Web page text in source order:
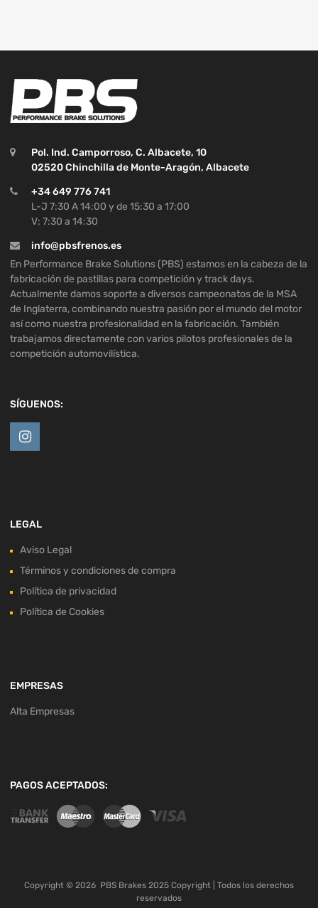
Pol. Ind. Camporroso, C. Albacete, 10
02520 Chinchilla de Monte-Aragón, Albacete
+34 649 776 741
L-J 7:30 A 14:00 y de 15:30 a 17:00
V: 7:30 a 14:30
info@pbsfrenos.es
En Performance Brake Solutions (PBS) estamos en la cabeza de la
fabricación de pastillas para competición y track days.
Actualmente damos soporte a diversos campeonatos de la MSA
de Inglaterra, combinando nuestra pasión por el mundo del motor
así como nuestra profesionalidad en la fabricación. También
trabajamos directamente con varios pilotos profesionales de la
competición automovilística.
SÍGUENOS:
LEGAL
Aviso Legal
Términos y condiciones de compra
Política de privacidad
Política de Cookies
EMPRESAS
Alta Empresas
PAGOS ACEPTADOS:
Copyright © 2026 PBS Brakes 2025 Copyright | Todos los derechos
reservados